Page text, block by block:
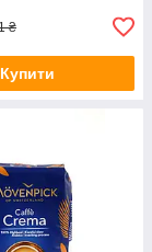
₴
Купити